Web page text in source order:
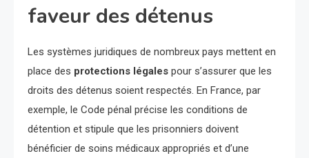
faveur des détenus
Les systèmes juridiques de nombreux pays mettent en
place des protections légales pour s’assurer que les
droits des détenus soient respectés. En France, par
exemple, le Code pénal précise les conditions de
détention et stipule que les prisonniers doivent
bénéficier de soins médicaux appropriés et d’une